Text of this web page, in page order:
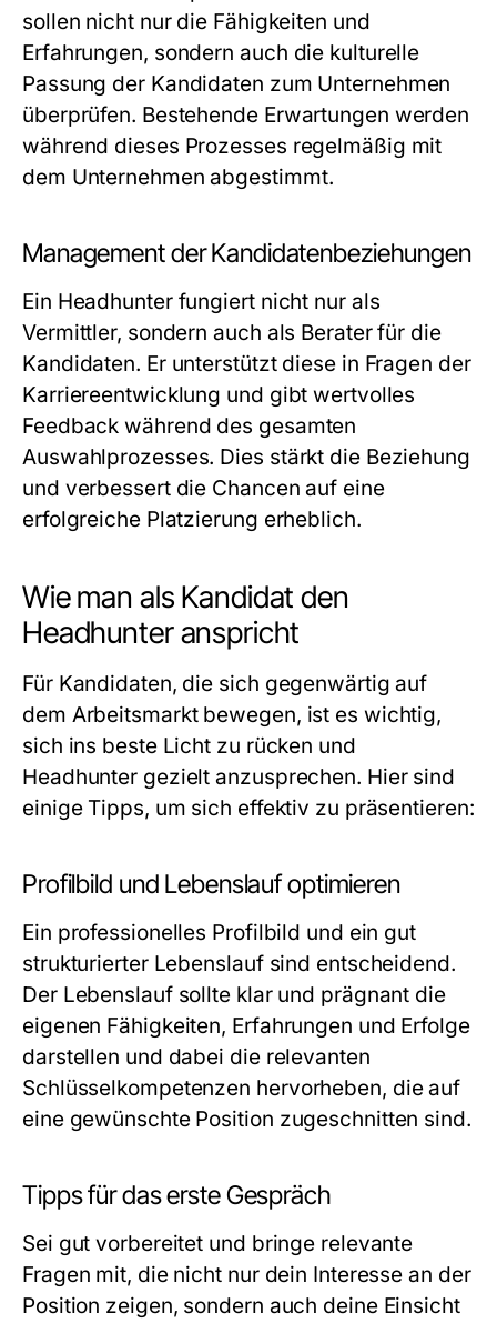
sollen nicht nur die Fähigkeiten und
Erfahrungen, sondern auch die kulturelle
Passung der Kandidaten zum Unternehmen
überprüfen. Bestehende Erwartungen werden
während dieses Prozesses regelmäßig mit
dem Unternehmen abgestimmt.
Management der Kandidatenbeziehungen
Ein Headhunter fungiert nicht nur als
Vermittler, sondern auch als Berater für die
Kandidaten. Er unterstützt diese in Fragen der
Karriereentwicklung und gibt wertvolles
Feedback während des gesamten
Auswahlprozesses. Dies stärkt die Beziehung
und verbessert die Chancen auf eine
erfolgreiche Platzierung erheblich.
Wie man als Kandidat den
Headhunter anspricht
Für Kandidaten, die sich gegenwärtig auf
dem Arbeitsmarkt bewegen, ist es wichtig,
sich ins beste Licht zu rücken und
Headhunter gezielt anzusprechen. Hier sind
einige Tipps, um sich effektiv zu präsentieren:
Profilbild und Lebenslauf optimieren
Ein professionelles Profilbild und ein gut
strukturierter Lebenslauf sind entscheidend.
Der Lebenslauf sollte klar und prägnant die
eigenen Fähigkeiten, Erfahrungen und Erfolge
darstellen und dabei die relevanten
Schlüsselkompetenzen hervorheben, die auf
eine gewünschte Position zugeschnitten sind.
Tipps für das erste Gespräch
Sei gut vorbereitet und bringe relevante
Fragen mit, die nicht nur dein Interesse an der
Position zeigen, sondern auch deine Einsicht